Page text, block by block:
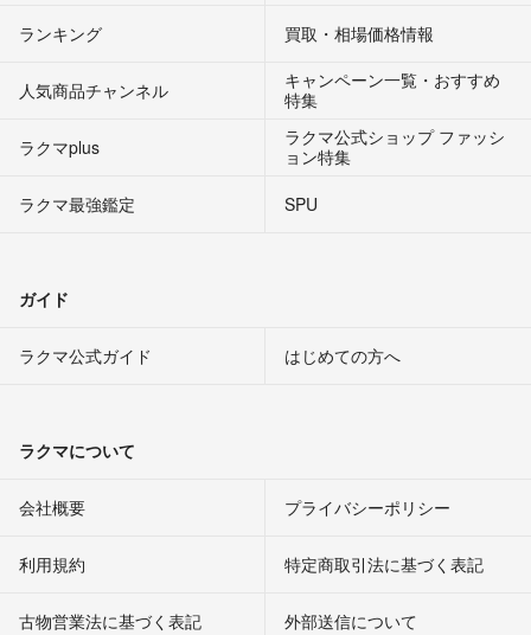
ランキング 買取・相場価格情報
人気商品チャンネル
キャンペーン一覧・おすすめ
特集
ラクマplus
ラクマ公式ショップ ファッシ
ョン特集
ラクマ最強鑑定
SPU
ガイド
ラクマ公式ガイド はじめての方へ
ラクマについて
会社概要 プライバシーポリシー
利用規約 特定商取引法に基づく表記
古物営業法に基づく表記 外部送信について